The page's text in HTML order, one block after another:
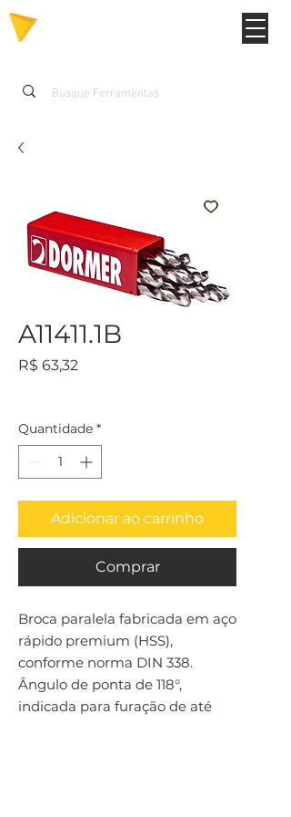
A11411.1B
R$ 63,32
Quantidade *
Adicionar ao carrinho
Comprar
Broca paralela fabricada em aço
rápido premium (HSS),
conforme norma DIN 338.
Ângulo de ponta de 118°,
indicada para furação de até